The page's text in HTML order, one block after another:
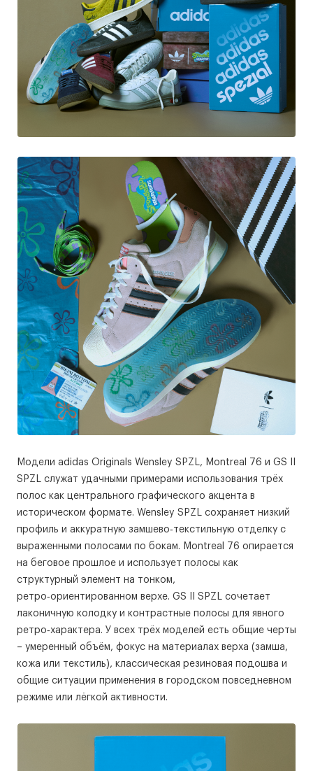
Модели adidas Originals Wensley SPZL, Montreal 76 и GS II
SPZL служат удачными примерами использования трёх
полос как центрального графического акцента в
историческом формате. Wensley SPZL сохраняет низкий
профиль и аккуратную замшево‑текстильную отделку с
выраженными полосами по бокам. Montreal 76 опирается
на беговое прошлое и использует полосы как
структурный элемент на тонком,
ретро‑ориентированном верхе. GS II SPZL сочетает
лаконичную колодку и контрастные полосы для явного
ретро‑характера. У всех трёх моделей есть общие черты
– умеренный объём, фокус на материалах верха (замша,
кожа или текстиль), классическая резиновая подошва и
общие ситуации применения в городском повседневном
режиме или лёгкой активности.